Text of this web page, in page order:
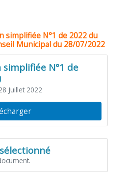
simplifiée N°1 de 2022 du
Municipal du 28/07/2022
N°1 de
Juillet 2022